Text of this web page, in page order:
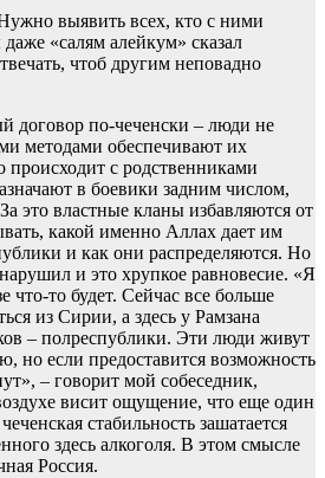
выявить всех, кто с ними
«салям алейкум» сказал
чтоб другим неповадно
договор по-чеченски – люди не
методами обеспечивают их
происходит с родственниками
в боевики задним числом,
это властные кланы избавляются от
какой именно Аллах дает им
и как они распределяются. Но
и это хрупкое равновесие. «Я
что-то будет. Сейчас все больше
из Сирии, а здесь у Рамзана
– полреспублики. Эти люди живут
но если предоставится возможность
– говорит мой собеседник,
висит ощущение, что еще один
стабильность зашатается
здесь алкоголя. В этом смысле
Россия.